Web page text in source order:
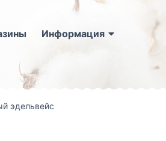
Информация
эдельвейс